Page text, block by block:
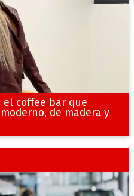
el coffee bar que
de madera y